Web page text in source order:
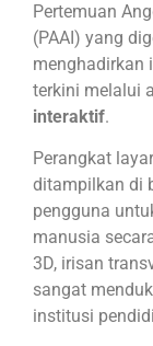
Pertemuan
(PAAI) yang
menghadirkan
terkini melalui
interaktif.
Perangkat
ditampilkan di
pengguna
manusia
3D, irisan
sangat
institusi